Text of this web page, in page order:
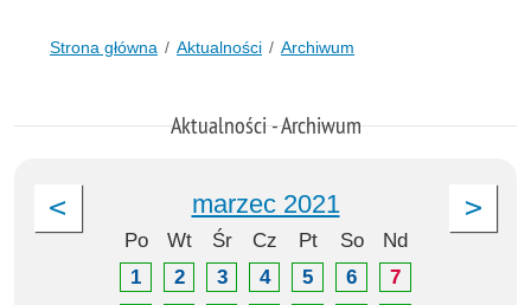
Strona główna Aktualności Archiwum
Aktualności - Archiwum
marzec 2021
Po Wt Śr Cz Pt So
Nd
1
2 3 4 5 6
7